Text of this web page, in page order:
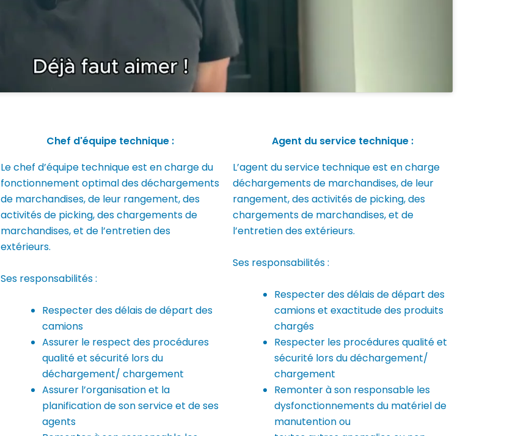
Chef d'équipe technique :
Le chef d’équipe technique est en charge du
fonctionnement optimal des déchargements
de marchandises, de leur rangement, des
activités de picking, des chargements de
marchandises, et de l’entretien des
extérieurs.
Ses responsabilités :
Respecter des délais de départ des
camions
Assurer le respect des procédures
qualité et sécurité lors du
déchargement/ chargement
Assurer l’organisation et la
planification de son service et de ses
agents
Agent du service technique :
L’agent du service technique est en charge
déchargements de marchandises, de leur
rangement, des activités de picking, des
chargements de marchandises, et de
l’entretien des extérieurs.
Ses responsabilités :
Respecter des délais de départ des
camions et exactitude des produits
chargés
Respecter les procédures qualité et
sécurité lors du déchargement/
chargement
Remonter à son responsable les
dysfonctionnements du matériel de
manutention ou